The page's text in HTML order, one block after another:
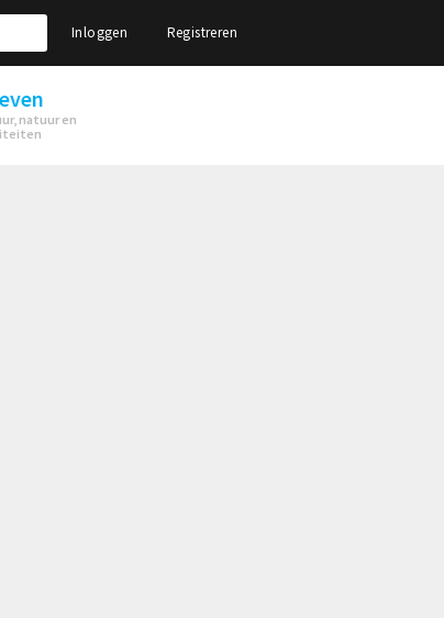
Inloggen Registreren
natuur en